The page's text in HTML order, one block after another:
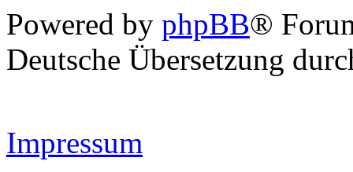
Powered by phpBB®
Deutsche Übersetzung
Impressum